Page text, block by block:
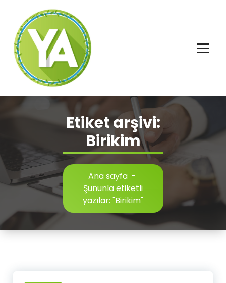
Etiket arşivi:
Birikim
Ana sayfa-
Şununla etiketli
yazılar: "Birikim"